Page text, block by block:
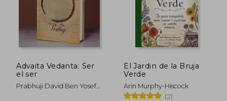
Advaita Vedanta: Ser
el ser
Prabhuji David Ben Yosef
El Jardin de la Bruja
Verde
Arin Murphy-Hiscock
(2)